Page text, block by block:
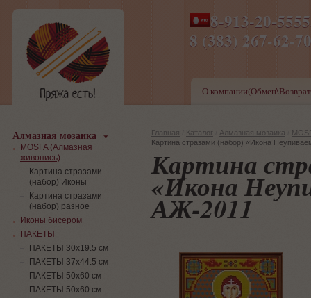
8-913-20-
8 (383) 267-
ПН-ПТ 8-17,СБ-ВС 9-
О
Главная Каталог Алмазная мозаика
Картина стразами (набор) «Икона
Картина
«Икона
АЖ-2011
Алмазная мозаика
MOSFA (Алмазная
живопись)
Картина стразами
(набор) Иконы
Картина стразами
(набор) разное
Иконы бисером
ПАКЕТЫ
ПАКЕТЫ 30х19.5 см
ПАКЕТЫ 37х44.5 см
ПАКЕТЫ 50х60 см
ПАКЕТЫ 50х60 см